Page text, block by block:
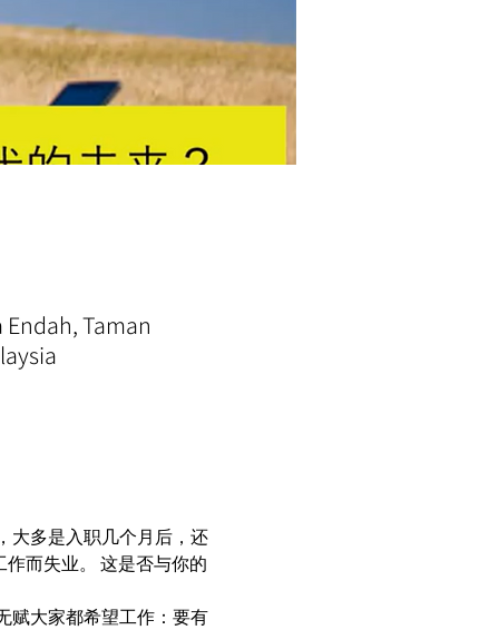
Taman
大多是入职几个月后，还
而失业。 这是否与你的
赋大家都希望工作：要有